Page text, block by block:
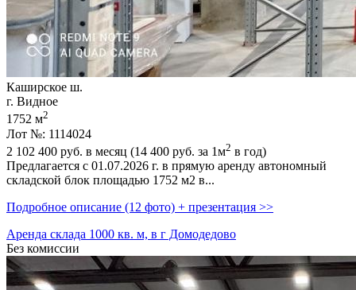
Каширское ш.
г. Видное
1752 м2
Лот №: 1114024
2 102 400 руб. в месяц (14 400 руб. за 1м2 в год)
Предлагается с 01.07.2026 г. в прямую аренду автономный
складской блок площадью 1752 м2 в...
Подробное описание (12 фото) + презентация >>
Аренда склада 1000 кв. м, в г Домодедово
Без комиссии